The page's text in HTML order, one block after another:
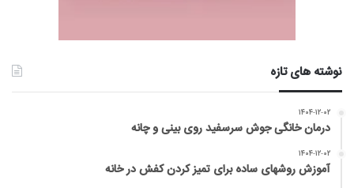
نوشته های تازه
۱۴۰۴-۱۲-۰۲
درمان خانگی جوش سرسفید روی بینی و چانه
۱۴۰۴-۱۲-۰۲
آموزش روشهای ساده برای تمیز کردن کفش در خانه